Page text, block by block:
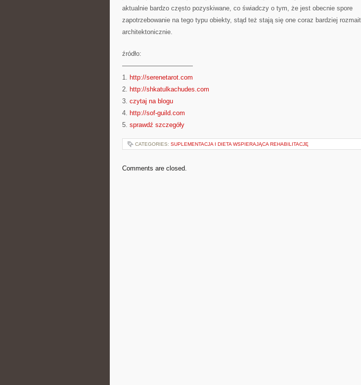
aktualnie bardzo często pozyskiwane, co świadczy o tym, że jest obecnie spore
zapotrzebowanie na tego typu obiekty, stąd też stają się one coraz bardziej
architektonicznie.
źródło:
———————————
1. http://serenetarot.com
2. http://shkatulkachudes.com
3. czytaj na blogu
4. http://sof-guild.com
5. sprawdź szczegóły
CATEGORIES: SUPLEMENTACJA I DIETA WSPIERAJĄCA REHABILITACJĘ
Comments are closed.